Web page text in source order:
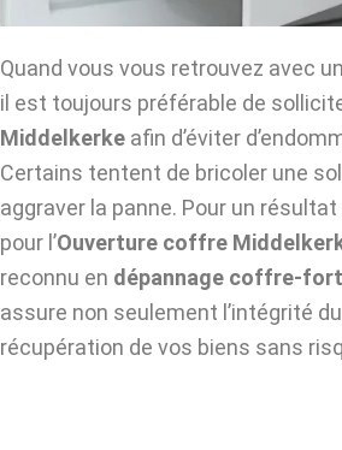
Quand vous vous retrouvez avec un
il est toujours préférable de
Middelkerke afin d’éviter
Certains tentent de bricoler une
aggraver la panne. Pour un
pour l’Ouverture coffre
reconnu en dépannage coffre-
assure non seulement l’intégrité
récupération de vos biens sans